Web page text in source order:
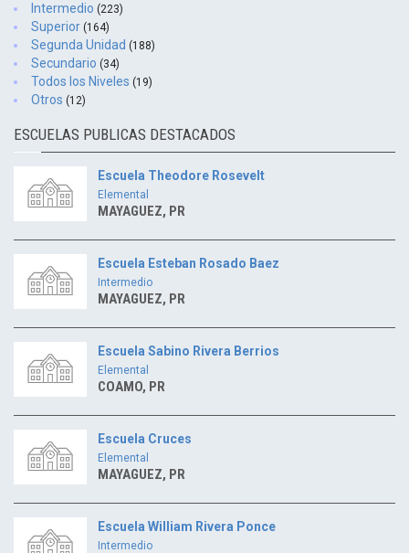
Intermedio (223)
Superior (164)
Segunda Unidad (188)
Secundario (34)
Todos los Niveles (19)
Otros (12)
ESCUELAS PUBLICAS DESTACADOS
Escuela Theodore Rosevelt
Elemental
MAYAGUEZ, PR
Escuela Esteban Rosado Baez
Intermedio
MAYAGUEZ, PR
Escuela Sabino Rivera Berrios
Elemental
COAMO, PR
Escuela Cruces
Elemental
MAYAGUEZ, PR
Escuela William Rivera Ponce
Intermedio